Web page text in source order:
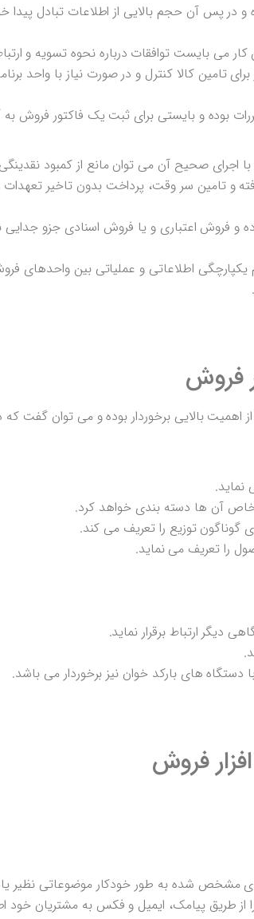
پس آن حجم بالایی از اطلاعات تبادل پیدا
می بایست توافقات درباره نحوه تسویه و
تامین کالا کنترل و در صورت نیاز با واحد
بوده و بایستی برای ثبت یک فاکتور فروش به
اجرای صحیح آن می توان مانع از کمبود
و تامین سر وقت، پرداخت بدون تاخیر
فروش اعتباری و یا فروش اسنادی جزو جدایی
اطلاعاتی و عملیاتی بین واحدهای
فروش
بالایی برخوردار بوده و می توان گفت
خاص آن ها دسته بندی خواهد کرد.
گوناگون توزیع را تعریف می کند.
را تعریف می نماید.
دیگر ارتباط برقرار نماید.
دستگاه های بارکد خوان نیز برخوردار می باشد.
فروش
مشخص شده به طور خودکار موضوعاتی نظیر
از طریق پیامک، ایمیل و فکس به مشتریان خود